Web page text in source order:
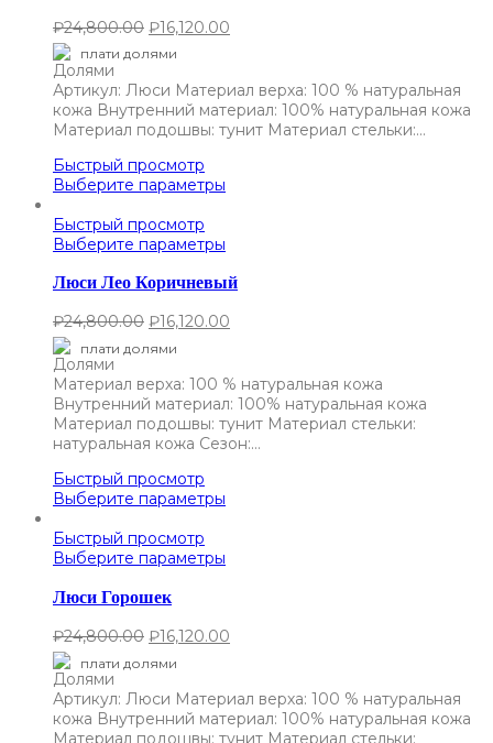
₽24,800.00 ₽16,120.00
плати долями
Артикул: Люси Материал верха: 100 % натуральная
кожа Внутренний материал: 100% натуральная кожа
Материал подошвы: тунит Материал стельки:…
Быстрый просмотр
Выберите параметры
Быстрый просмотр
Выберите параметры
Люси Лео Коричневый
₽24,800.00 ₽16,120.00
плати долями
Материал верха: 100 % натуральная кожа
Внутренний материал: 100% натуральная кожа
Материал подошвы: тунит Материал стельки:
натуральная кожа Сезон:…
Быстрый просмотр
Выберите параметры
Быстрый просмотр
Выберите параметры
Люси Горошек
₽24,800.00 ₽16,120.00
плати долями
Артикул: Люси Материал верха: 100 % натуральная
кожа Внутренний материал: 100% натуральная кожа
Материал подошвы: тунит Материал стельки: